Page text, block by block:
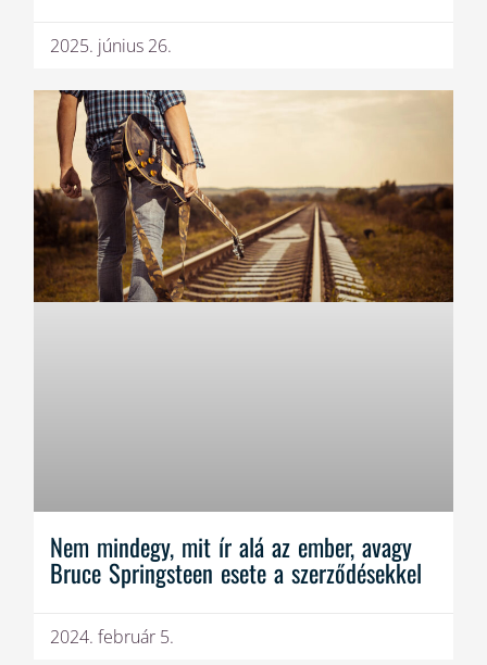
2025. június 26.
Nem mindegy, mit ír alá az ember, avagy
Bruce Springsteen esete a szerződésekkel
2024. február 5.